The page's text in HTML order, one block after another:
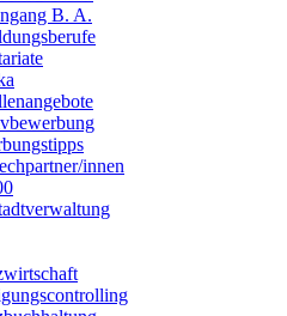
B. A.
innen